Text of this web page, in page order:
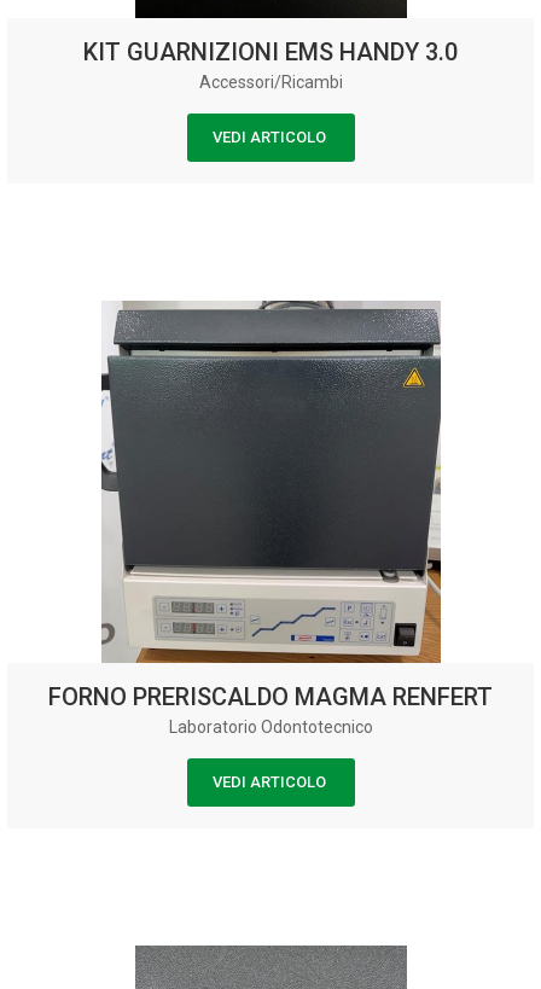
KIT GUARNIZIONI EMS HANDY 3.0
Accessori/Ricambi
VEDI ARTICOLO
FORNO PRERISCALDO MAGMA RENFERT
Laboratorio Odontotecnico
VEDI ARTICOLO